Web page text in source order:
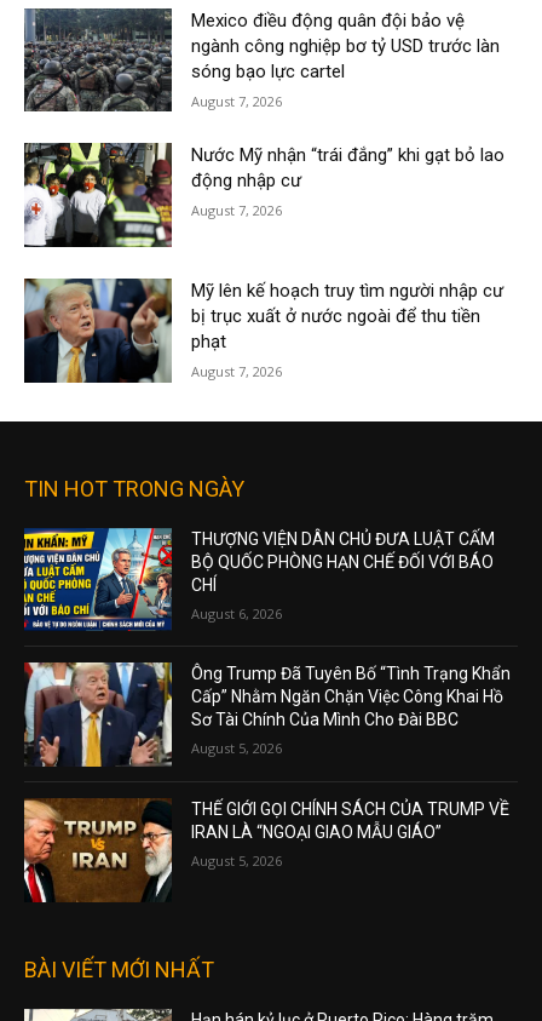
Mexico điều động quân đội bảo vệ
ngành công nghiệp bơ tỷ USD trước làn
sóng bạo lực cartel
August 7, 2026
Nước Mỹ nhận “trái đắng” khi gạt bỏ lao
động nhập cư
August 7, 2026
Mỹ lên kế hoạch truy tìm người nhập cư
bị trục xuất ở nước ngoài để thu tiền
phạt
August 7, 2026
TIN HOT TRONG NGÀY
THƯỢNG VIỆN DÂN CHỦ ĐƯA LUẬT CẤM
BỘ QUỐC PHÒNG HẠN CHẾ ĐỐI VỚI BÁO
CHÍ
August 6, 2026
Ông Trump Đã Tuyên Bố “Tình Trạng Khẩn
Cấp” Nhằm Ngăn Chặn Việc Công Khai Hồ
Sơ Tài Chính Của Mình Cho Đài BBC
August 5, 2026
THẾ GIỚI GỌI CHÍNH SÁCH CỦA TRUMP VỀ
IRAN LÀ “NGOẠI GIAO MẪU GIÁO”
August 5, 2026
BÀI VIẾT MỚI NHẤT